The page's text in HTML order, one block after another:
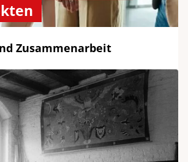
Zusammenarbeit